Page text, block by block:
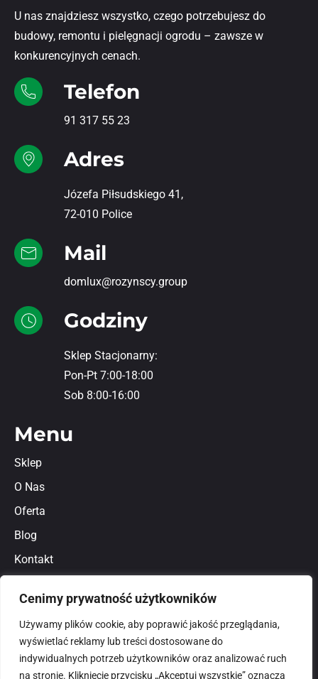
Cenimy prywatność użytkowników
Używamy plików cookie, aby poprawić jakość przeglądania,
wyświetlać reklamy lub treści dostosowane do
indywidualnych potrzeb użytkowników oraz analizować ruch
na stronie. Kliknięcie przycisku „Akceptuj wszystkie” oznacza
U nas znajdziesz wszystko, czego potrzebujesz do
budowy, remontu i pielęgnacji ogrodu – zawsze w
konkurencyjnych cenach.
Telefon
91 317 55 23
Adres
Józefa Piłsudskiego 41,
72-010 Police
Mail
domlux@rozynscy.group
Godziny
Sklep Stacjonarny:
Pon-Pt 7:00-18:00
Sob 8:00-16:00
Menu
Sklep
O Nas
Oferta
Blog
Kontakt
Polityka prywatności